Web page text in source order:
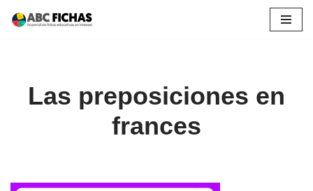
Las preposiciones en
frances